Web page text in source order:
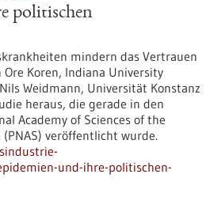
politischen
mindern das Vertrauen
Koren, Indiana University
Weidmann, Universität Konstanz
heraus, die gerade in den
Academy of Sciences of the
veröffentlicht wurde.
und-ihre-politischen-